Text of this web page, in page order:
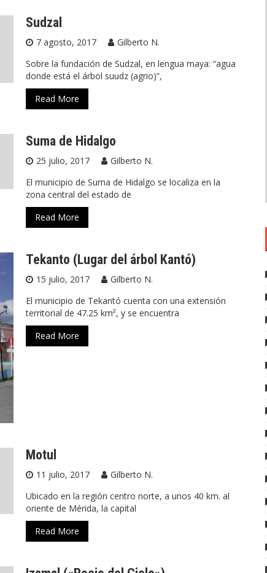
Sudzal
7 agosto, 2017
Gilberto N.
Sobre la fundación de Sudzal, en lengua maya: “agua
donde está el árbol suudz (agrio)”,
Read More
Suma de Hidalgo
25 julio, 2017
Gilberto N.
El municipio de Suma de Hidalgo se localiza en la
zona central del estado de
Read More
Tekanto (Lugar del árbol Kantó)
15 julio, 2017
Gilberto N.
El municipio de Tekantó cuenta con una extensión
territorial de 47.25 km², y se encuentra
Read More
Motul
11 julio, 2017
Gilberto N.
Ubicado en la región centro norte, a unos 40 km. al
oriente de Mérida, la capital
Read More